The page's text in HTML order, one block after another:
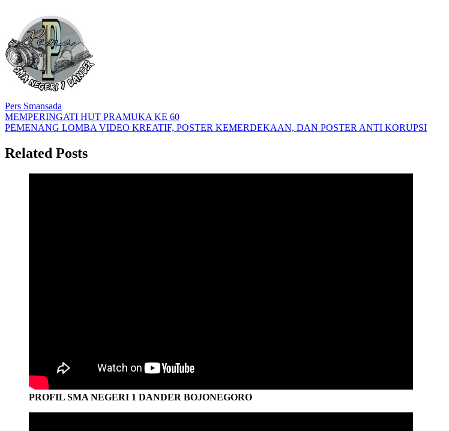
Pers Smansada
Navigasi
pos
MEMPERINGATI HUT PRAMUKA KE 60
PEMENANG LOMBA VIDEO KREATIF, POSTER KEMERDEKAAN, DAN POSTER ANTI KORUPSI
Related Posts
PROFIL SMA NEGERI 1 DANDER BOJONEGORO